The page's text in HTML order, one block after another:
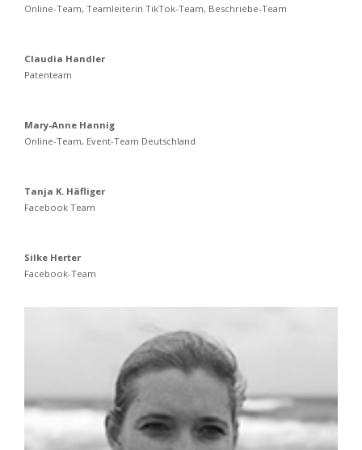
Online-Team, Teamleiterin TikTok-Team, Beschriebe-Team
Claudia Handler
Patenteam
Mary-Anne Hannig
Online-Team, Event-Team Deutschland
Tanja K. Häfliger
Facebook Team
Silke Herter
Facebook-Team